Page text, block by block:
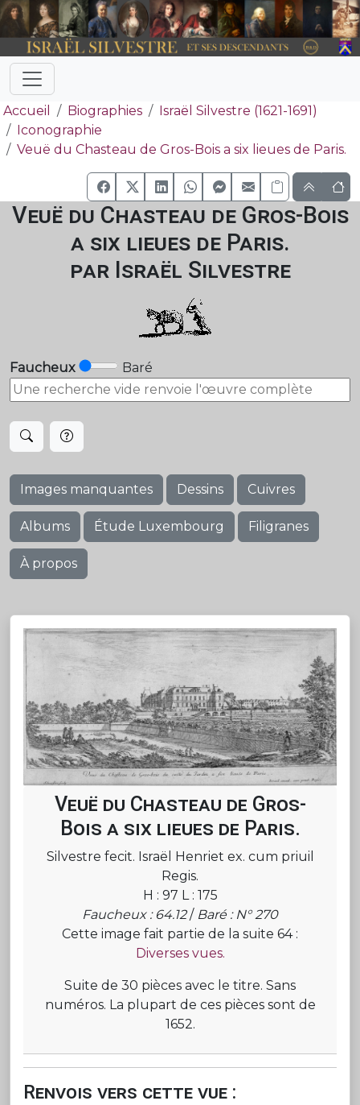
Accueil Biographies
Israël Silvestre (1621-1691)
Iconographie
Veuë du Chasteau de Gros-Bois a six lieues de Paris.
Veuë du Chasteau de Gros-Bois
a six lieues de Paris.
par Israël Silvestre
Faucheux Baré
Images manquantes Dessins Cuivres
Albums Étude Luxembourg Filigranes
À propos
Veuë du Chasteau de Gros-
Bois a six lieues de Paris.
Silvestre fecit. Israël Henriet ex. cum priuil
Regis.
H : 97 L : 175
Faucheux : 64.12/ Baré : N° 270
Cette image fait partie de la suite 64 :
Diverses vues.
Suite de 30 pièces avec le titre. Sans
numéros. La plupart de ces pièces sont de
1652.
Renvois vers cette vue :